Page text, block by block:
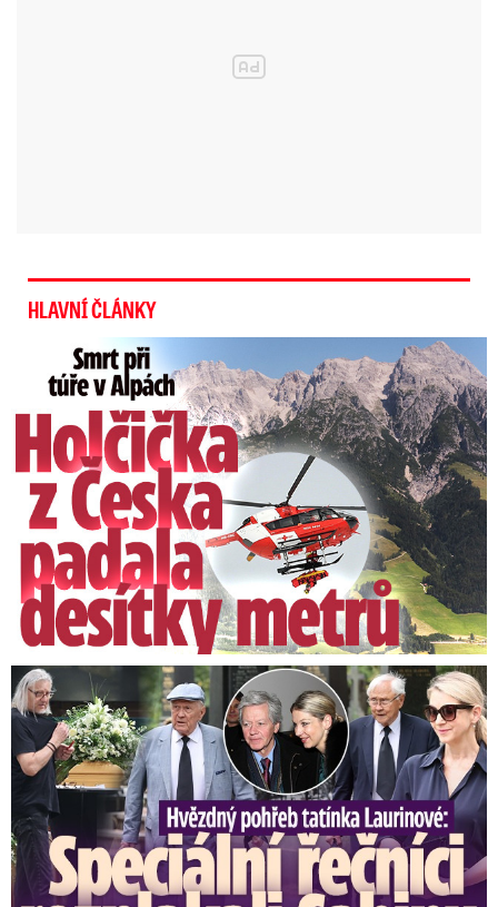
návrhu jsou vágní, nesouhlasí. "Toto hodnocení
diskusi o možných změnách priorit podpory
výzkumu, vývoje a inovací.
HLAVNÍ ČLÁNKY
Smrt Češky v Alpách: Zemřela při túře s rodiči
Speciální řečníci nad rakví Laurina: Rozbrečeli i dceru